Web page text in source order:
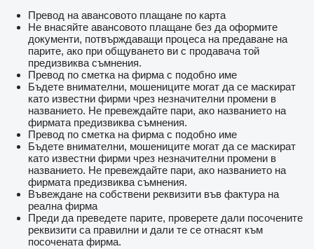
Превод на авансовото плащане по карта
Не внасяйте авансовото плащане без да оформите
документи, потвърждаващи процеса на предаване на
парите, ако при общуването ви с продавача той
предизвиква съмнения.
Превод по сметка на фирма с подобно име
Бъдете внимателни, мошениците могат да се маскират
като известни фирми чрез незначителни промени в
названието. Не превеждайте пари, ако названието на
фирмата предизвиква съмнения.
Превод по сметка на фирма с подобно име
Бъдете внимателни, мошениците могат да се маскират
като известни фирми чрез незначителни промени в
названието. Не превеждайте пари, ако названието на
фирмата предизвиква съмнения.
Въвеждане на собствени реквизити във фактура на
реална фирма
Преди да преведете парите, проверете дали посочените
реквизити са правилни и дали те се отнасят към
посочената фирма.